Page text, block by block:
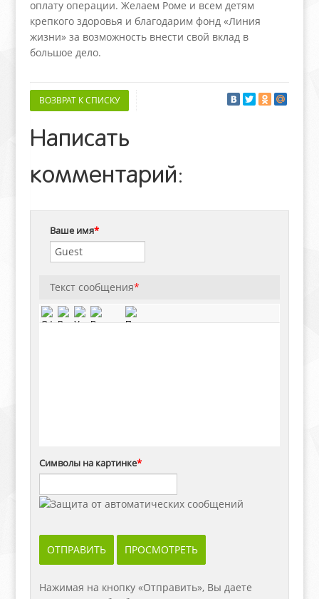
оплату операции. Желаем Роме и всем детям
крепкого здоровья и благодарим фонд «Линия
жизни» за возможность внести свой вклад в
большое дело.
ВОЗВРАТ К СПИСКУ
Написать
комментарий:
Ваше имя*
Текст сообщения*
Символы на картинке*
Нажимая на кнопку «Отправить», Вы даете